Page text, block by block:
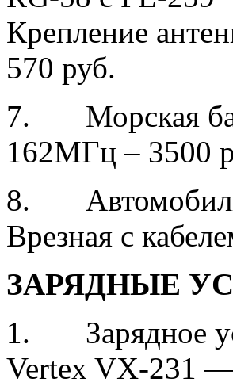
Крепление
570 руб.
7. Морская
162МГц – 3500
8.
Врезная с
ЗАРЯДНЫЕ
1. Зарядное
Vertex VX-231